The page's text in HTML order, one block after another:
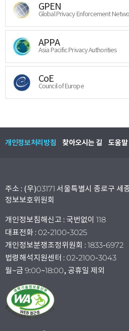
GPEN
Global Privacy Enforcement
APPA
Asia Pacific Privacy Authorities
CoE
Council of Europe
개인정보처리방침 찾아오시는 길 도움말
주소 : (우)03171 서울특별시 종로구 세
정보보호위원회
개인정보침해신고 : 국번없이 118
대표전화 : 02-2100-3025
개인정보분쟁조정위원회 : 1833-6972
법령해석지원센터 : 02-2100-3043
월~금 9:00~18:00, 공휴일 제외